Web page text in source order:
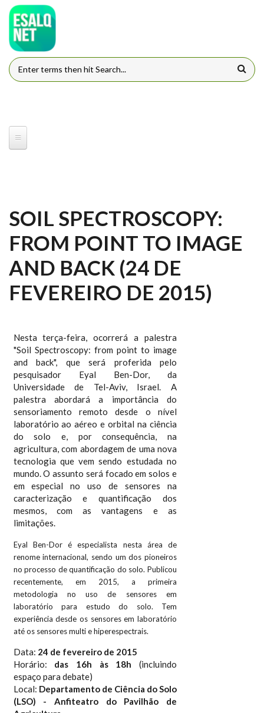
Pular para o conteúdo principal
FORMULÁRIO DE BUSCA
SOIL SPECTROSCOPY:
FROM POINT TO IMAGE
AND BACK (24 DE
FEVEREIRO DE 2015)
Nesta terça-feira, ocorrerá a palestra
"Soil Spectroscopy: from point to image
and back", que será proferida pelo
pesquisador Eyal Ben-Dor, da
Universidade de Tel-Aviv, Israel. A
palestra abordará a importância do
sensoriamento remoto desde o nível
laboratório ao aéreo e orbital na ciência
do solo e, por consequência, na
agricultura, com abordagem de uma nova
tecnologia que vem sendo estudada no
mundo. O assunto será focado em solos e
em especial no uso de sensores na
caracterização e quantificação dos
mesmos, com as vantagens e as
limitações.
Eyal Ben-Dor éespecialista nesta áreade
renome internacional, sendo um dos pioneiros
no processo de quantificação do solo. Publicou
recentemente, em 2015, a primeira
metodologia no uso de sensores em
laboratório para estudo do solo. Tem
experiência desde os sensores em laboratório
até os sensores multi e hiperespectrais.
Data: 24 de fevereiro de 2015
Horário: das 16h às 18h(incluindo
espaço para debate)
Local: Departamento de Ciência do Solo
(LSO) - Anfiteatro do Pavilhão de